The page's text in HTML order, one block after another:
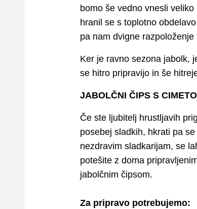
bomo še vedno vnesli
hranil se s toplotno
pa nam dvigne
Ker je ravno sezona jabolk,
se hitro pripravijo in še
JABOLČNI ČIPS S
Če ste ljubitelj hrustljavih
posebej sladkih, hkrati pa
nezdravim sladkarijam, se
potešite z doma
jabolčnim čipsom.
Za pripravo potrebujemo: